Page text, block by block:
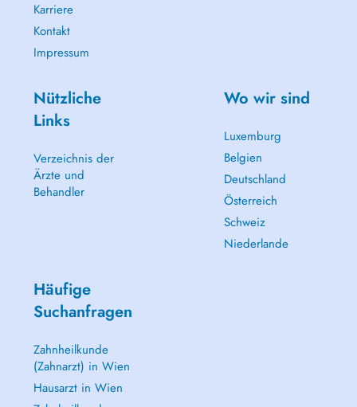
Karriere
Kontakt
Impressum
Nützliche
Links
Verzeichnis der
Ärzte und
Behandler
Wo wir sind
Luxemburg
Belgien
Deutschland
Österreich
Schweiz
Niederlande
Häufige
Suchanfragen
Zahnheilkunde
(Zahnarzt) in Wien
Hausarzt in Wien